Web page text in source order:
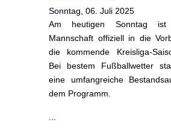
Sonntag, 06. Juli 2025
Am heutigen Sonntag ist
Mannschaft offiziell in die
die kommende Kreisliga-
Bei bestem Fußballwetter
eine umfangreiche
dem Programm.